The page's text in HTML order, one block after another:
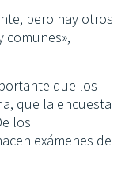
pero hay otros
comunes»,
que los
que la encuesta
los
exámenes de